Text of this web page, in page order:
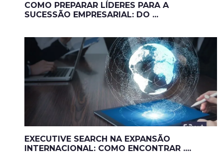
COMO PREPARAR LÍDERES PARA A
SUCESSÃO EMPRESARIAL: DO ...
EXECUTIVE SEARCH NA EXPANSÃO
INTERNACIONAL: COMO ENCONTRAR ....